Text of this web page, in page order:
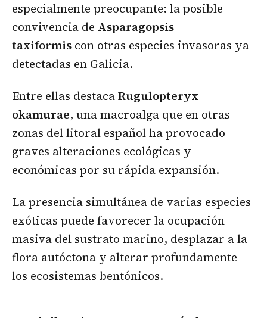
especialmente preocupante: la posible
convivencia de Asparagopsis
taxiformis con otras especies invasoras ya
detectadas en Galicia.
Entre ellas destacaRugulopteryx
okamurae, una macroalga que en otras
zonas del litoral español ha provocado
graves alteraciones ecológicas y
económicas por su rápida expansión.
La presencia simultánea de varias especies
exóticas puede favorecer la ocupación
masiva del sustrato marino, desplazar a la
flora autóctona y alterar profundamente
los ecosistemas bentónicos.